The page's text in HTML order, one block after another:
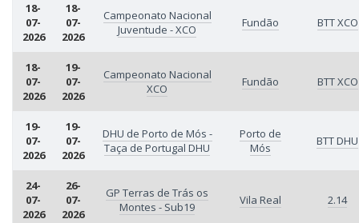
18-
07-
2026
18-
07-
2026
Campeonato Nacional
Juventude - XCO
Fundão BTT XCO
18-
07-
2026
19-
07-
2026
Campeonato Nacional
XCO
Fundão BTT XCO
19-
07-
2026
19-
07-
2026
DHU de Porto de Mós -
Taça de Portugal DHU
Porto de
Mós
BTT DHU
24-
07-
2026
26-
07-
2026
GP Terras de Trás os
Montes - Sub19
Vila Real 2.14